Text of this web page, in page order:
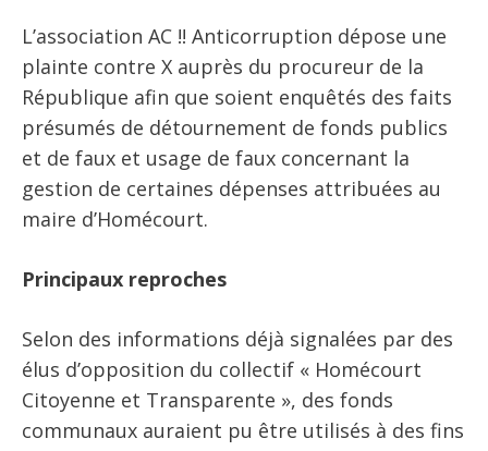
L’association AC !! Anticorruption dépose une
plainte contre X auprès du procureur de la
République afin que soient enquêtés des faits
présumés de détournement de fonds publics
et de faux et usage de faux concernant la
gestion de certaines dépenses attribuées au
maire d’Homécourt.
Principaux reproches
Selon des informations déjà signalées par des
élus d’opposition du collectif « Homécourt
Citoyenne et Transparente », des fonds
communaux auraient pu être utilisés à des fins